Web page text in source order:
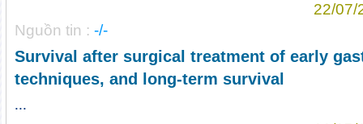
22/07/
Nguồn tin : -/-
Survival after surgical treatment of early
techniques, and long-term survival
...